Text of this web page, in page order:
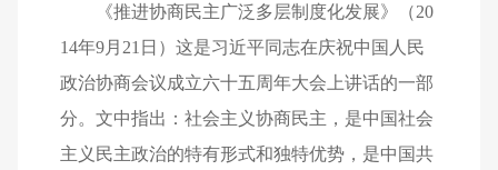
《推进协商民主广泛多层制度化发展》（20
14年9月21日）这是习近平同志在庆祝中国人民
政治协商会议成立六十五周年大会上讲话的一部
分。文中指出：社会主义协商民主，是中国社会
主义民主政治的特有形式和独特优势，是中国共